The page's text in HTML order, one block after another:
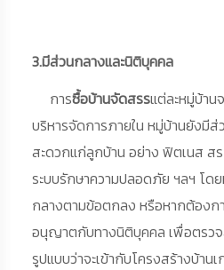
3.มีส่วนกลางและนิติบุคคล
การซื้อบ้านจัดสรรแต่ละหมู่บ้าน
บริหารจัดการภายใน หมู่บ้านยังมี
สะดวกแก่ลูกบ้าน อย่าง ฟิตเนส สร
ระบบรักษาความปลอดภัย ฯลฯ โด
กลางตามข้อตกลง หรือหากต้องก
อนุญาตกับทางนิติบุคคล เพื่อตรว
รูปแบบว่าจะเข้ากับโครงสร้างบ้านเ